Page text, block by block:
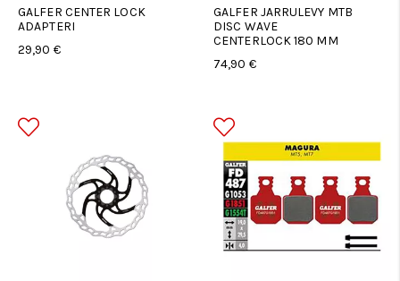
GALFER CENTER LOCK
ADAPTERI
29,90 €
GALFER JARRULEVY MTB
DISC WAVE
CENTERLOCK 180 MM
74,90 €